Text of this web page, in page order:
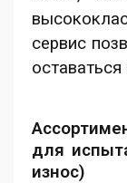
сервис
для
износ)